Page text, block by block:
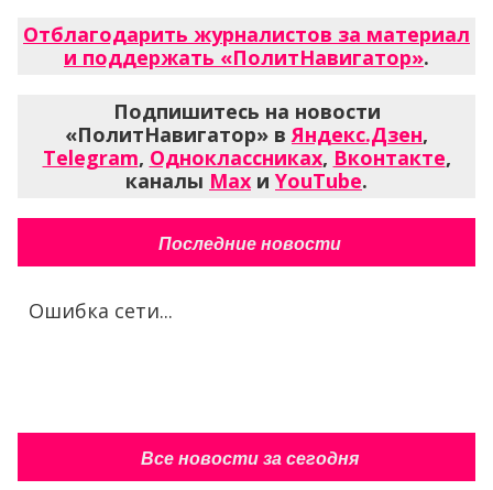
Отблагодарить журналистов за материал
и поддержать «ПолитНавигатор».
Подпишитесь на новости
«ПолитНавигатор» вЯндекс.Дзен,
Telegram, Одноклассниках, Вконтакте,
каналы Max и YouTube.
Последние новости
Ошибка сети...
Все новости за сегодня